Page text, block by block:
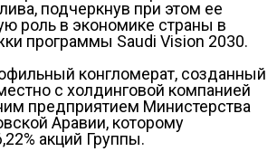
подчеркнув при этом ее
роль в экономике страны в
программы Saudi Vision 2030.
конгломерат, созданный
с холдинговой компанией
предприятием Министерства
Аравии, которому
акций Группы.